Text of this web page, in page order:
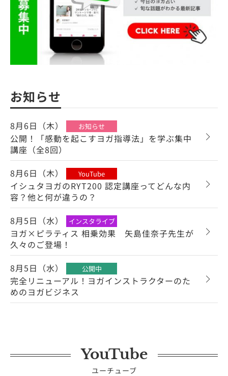
お知らせ
8月6日（木） お知らせ
公開！「感動を起こすヨガ指導法」を学ぶ集中
講座（全8回）
8月6日（木）
YouTube
イシュタヨガのRYT200 認定講座ってどんな内
容？他と何が違うの？
8月5日（水）
インスタライブ
ヨガ×ピラティス 相乗効果 矢島佳奈子先生が
久々のご登場！
8月5日（水）
公開中
完全リニューアル！ヨガインストラクターのた
めのヨガビジネス
YouTube
ユーチューブ